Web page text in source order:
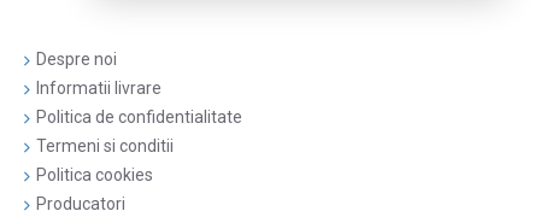
Despre noi
Informatii livrare
Politica de confidentialitate
Termeni si conditii
Politica cookies
Producatori